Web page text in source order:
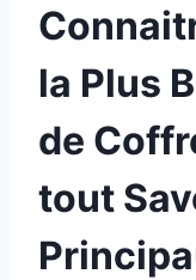
la Plus
de
tout